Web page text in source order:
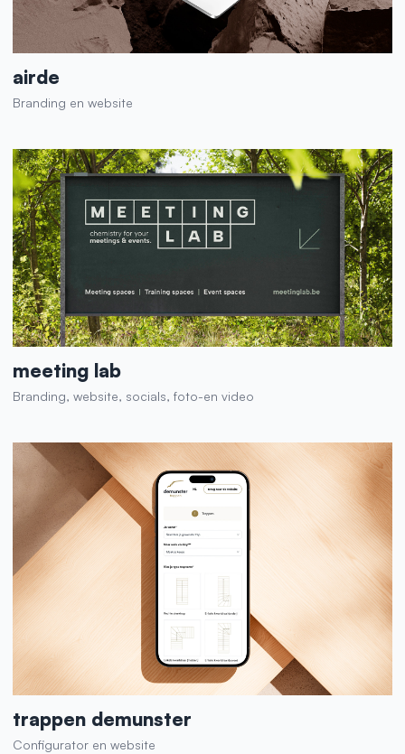
airde
Branding en website
meeting lab
Branding, website, socials, foto-en video
trappen demunster
Configurator en website